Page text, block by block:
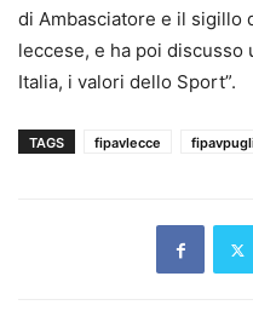
di Ambasciatore e il sigillo
leccese, e ha poi discusso
Italia, i valori dello Sport”.
TAGS fipavlecce